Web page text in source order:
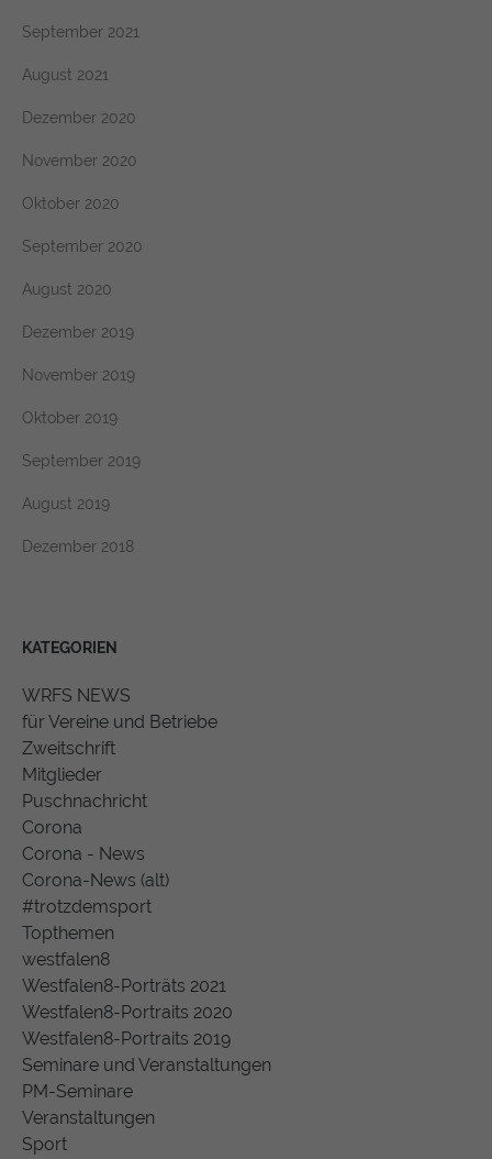
September 2021
August 2021
Dezember 2020
November 2020
Oktober 2020
September 2020
August 2020
Dezember 2019
November 2019
Oktober 2019
September 2019
August 2019
Dezember 2018
KATEGORIEN
WRFS NEWS
für Vereine und Betriebe
Zweitschrift
Mitglieder
Puschnachricht
Corona
Corona - News
Corona-News (alt)
#trotzdemsport
Topthemen
westfalen8
Westfalen8-Porträts 2021
Westfalen8-Portraits 2020
Westfalen8-Portraits 2019
Seminare und Veranstaltungen
PM-Seminare
Veranstaltungen
Sport